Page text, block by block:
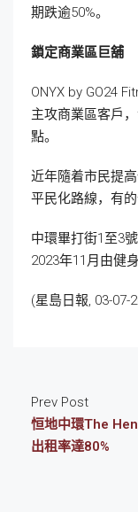
期跌逾50%。
鎖定商業區巨舖
ONYX by GO24
主攻商業區客戶
點。
近年隨着市民提
平民化路線，有
中環畢打街1至3
2023年11月由健
(星島日報, 03-07-
Prev Post
恒地中環The
出租率達80%